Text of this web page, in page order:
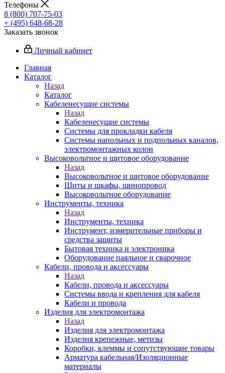
Телефоны
8 (800) 707-75-03
+ (495) 648-68-28
Заказать звонок
Личный кабинет
Главная
Каталог
Назад
Каталог
Кабеленесущие системы
Назад
Кабеленесущие системы
Системы для прокладки кабеля
Системы напольных и подпольных каналов,
электромонтажных колон
Высоковольтное и щитовое оборудование
Назад
Высоковольтное и щитовое оборудование
Щиты и шкафы, шинопровод
Высоковольтное оборудование
Инструменты, техника
Назад
Инструменты, техника
Инструмент, измерительные приборы и
средства защиты
Бытовая техника и электроника
Оборудование паяльное и сварочное
Кабели, провода и аксессуары
Назад
Кабели, провода и аксессуары
Системы ввода и крепления для кабеля
Кабели и провода
Изделия для электромонтажа
Назад
Изделия для электромонтажа
Изделия крепежные, метизы
Коробки, клеммы и сопутствующие товары
Арматура кабельная/Изоляционные
материалы